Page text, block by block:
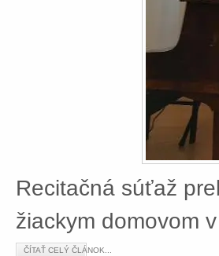
Recitačná súťaž
žiackym domovom
ČÍTAŤ CELÝ ČLÁNOK...